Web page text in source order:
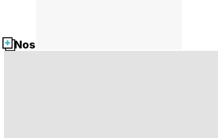
Nos fiches santé